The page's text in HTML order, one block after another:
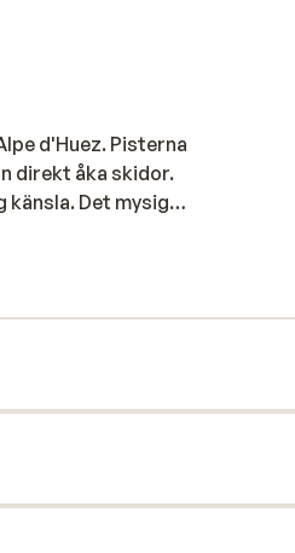
d'Huez. Pisterna
direkt åka skidor.
känsla. Det mysiga
Rummen
då wellness-